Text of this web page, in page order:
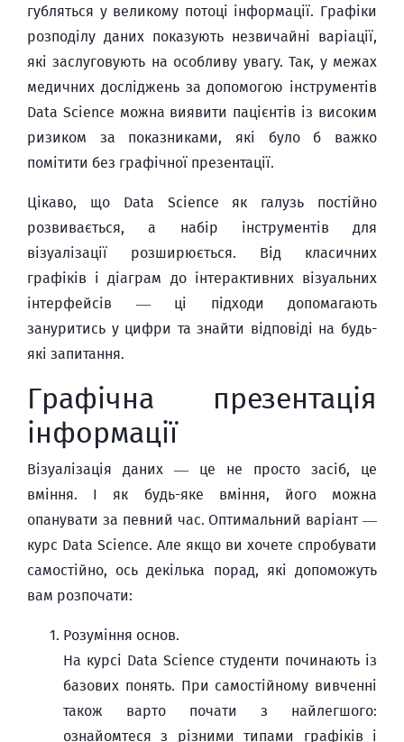
губляться у великому потоці інформації. Графіки
розподілу даних показують незвичайні варіації,
які заслуговують на особливу увагу. Так, у межах
медичних досліджень за допомогою інструментів
Data Science можна виявити пацієнтів із високим
ризиком за показниками, які було б важко
помітити без графічної презентації.
Цікаво, що Data Science як галузь постійно
розвивається, а набір інструментів для
візуалізації розширюється. Від класичних
графіків і діаграм до інтерактивних візуальних
інтерфейсів — ці підходи допомагають
зануритись у цифри та знайти відповіді на будь-
які запитання.
Графічна презентація
інформації
Візуалізація даних — це не просто засіб, це
вміння. І як будь-яке вміння, його можна
опанувати за певний час. Оптимальний варіант —
курс Data Science. Але якщо ви хочете спробувати
самостійно, ось декілька порад, які допоможуть
вам розпочати:
Розуміння основ.
На курсі Data Science студенти починають із
базових понять. При самостійному вивченні
також варто почати з найлегшого:
ознайомтеся з різними типами графіків і